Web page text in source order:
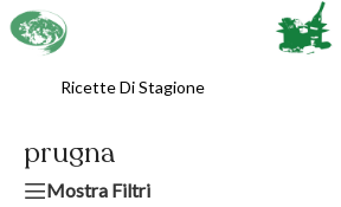
Ricette Di Stagione
prugna
Mostra Filtri